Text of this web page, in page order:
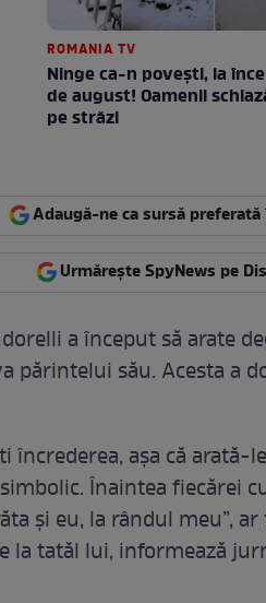
ROMANIA TV
Ninge ca-n povești, la
de august! Oamenii schiază
pe străzi
Adaugă-ne ca sursă preferată
Urmărește SpyNews pe
a început să arate
părintelui său. Acesta a
încrederea, așa că
Înaintea fiecărei
și eu, la rândul meu”,
la tatăl lui, informează